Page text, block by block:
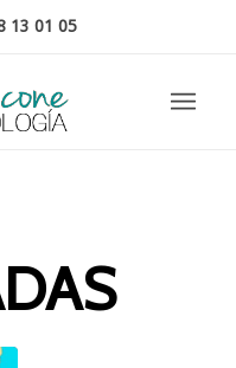
13 01 05